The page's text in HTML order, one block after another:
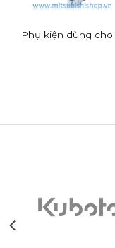
Phụ kiện dùng cho